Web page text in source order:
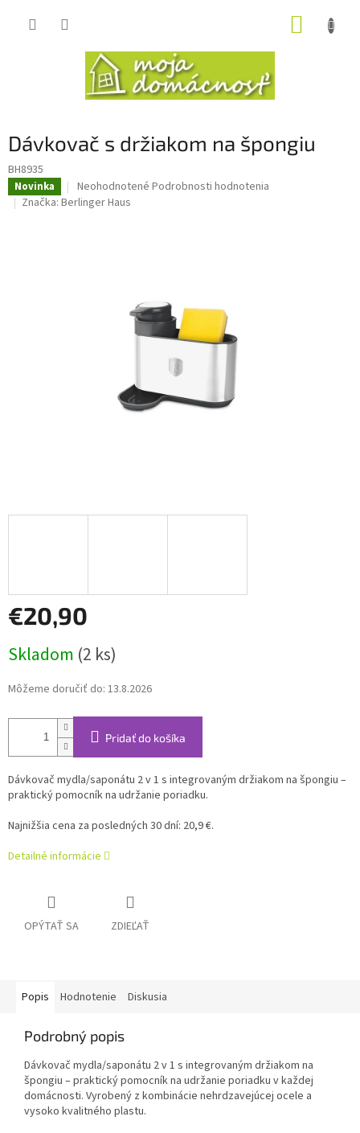
Dávkovač s držiakom na špongiu
BH8935
Novinka
Priemerné
hodnotenie
Neohodnotené Podrobnosti hodnotenia
Značka: Berlinger Haus
€20,90
cena:
Skladom (2 ks)
Môžeme doručiť do: 13.8.2026
Pridať do košíka
Dávkovač mydla/saponátu 2 v 1 s integrovaným držiakom na špongiu –
praktický pomocník na udržanie poriadku.
Najnižšia cena za posledných 30 dní: 20,9 €.
Detailné informácie
OPÝTAŤ SA ZDIEĽAŤ
Popis Hodnotenie Diskusia
Podrobný popis
Dávkovač mydla/saponátu 2 v 1 s integrovaným držiakom na
špongiu – praktický pomocník na udržanie poriadku v každej
domácnosti. Vyrobený z kombinácie nehrdzavejúcej ocele a
vysoko kvalitného plastu.